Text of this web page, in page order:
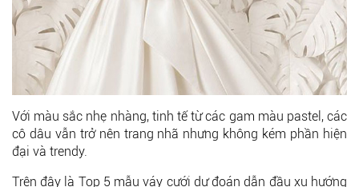
Với màu sắc nhẹ nhàng, tinh tế từ các gam màu pastel, các
cô dâu vẫn trở nên trang nhã nhưng không kém phần hiện
đại và trendy.
Trên đây là Top 5 mẫu váy cưới dự đoán dẫn đầu xu hướng